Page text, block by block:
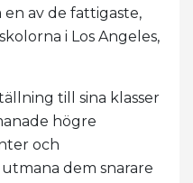
av de fattigaste,
i Los Angeles,
till sina klasser
högre
och
dem snarare